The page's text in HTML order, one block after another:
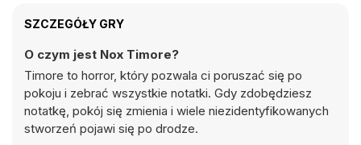
SZCZEGÓŁY GRY
O czym jest Nox Timore?
Timore to horror, który pozwala ci poruszać się po
pokoju i zebrać wszystkie notatki. Gdy zdobędziesz
notatkę, pokój się zmienia i wiele niezidentyfikowanych
stworzeń pojawi się po drodze.